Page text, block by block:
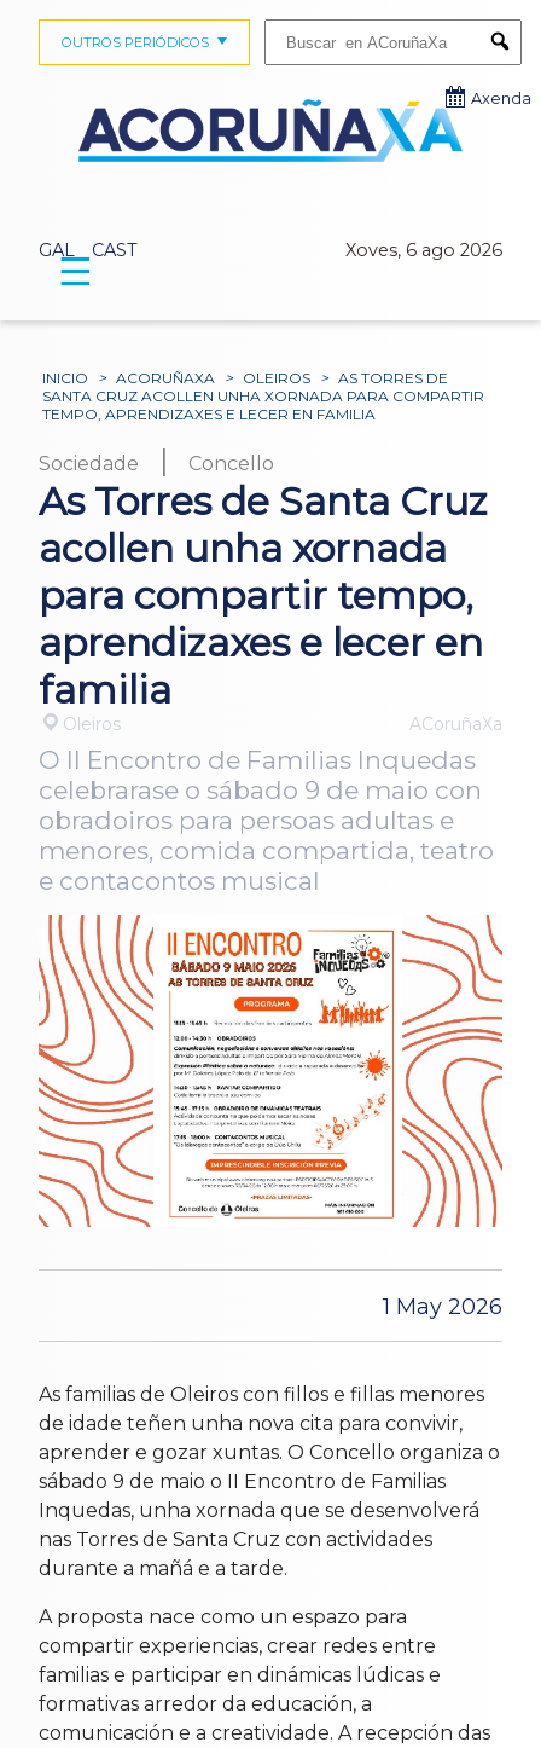
GAL CAST Xoves, 6 ago 2026
OUTROS PERIÓDICOS
Axenda
☰
INICIO > ACORUÑAXA > OLEIROS > AS TORRES DE
SANTA CRUZ ACOLLEN UNHA XORNADA PARA COMPARTIR
TEMPO, APRENDIZAXES E LECER EN FAMILIA
Sociedade | Concello
As Torres de Santa Cruz
acollen unha xornada
para compartir tempo,
aprendizaxes e lecer en
familia
Oleiros ACoruñaXa
O II Encontro de Familias Inquedas
celebrarase o sábado 9 de maio con
obradoiros para persoas adultas e
menores, comida compartida, teatro
e contacontos musical
1 May 2026
As familias de Oleiros con fillos e fillas menores
de idade teñen unha nova cita para convivir,
aprender e gozar xuntas. O Concello organiza o
sábado 9 de maio o II Encontro de Familias
Inquedas, unha xornada que se desenvolverá
nas Torres de Santa Cruz con actividades
durante a mañá e a tarde.
A proposta nace como un espazo para
compartir experiencias, crear redes entre
familias e participar en dinámicas lúdicas e
formativas arredor da educación, a
comunicación e a creatividade. A recepción das